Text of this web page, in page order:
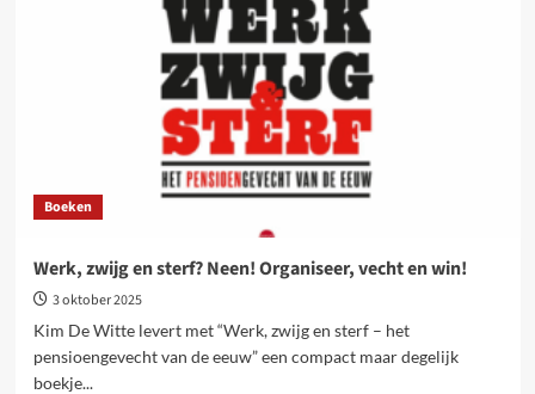
overwinningen
Boeken
Werk, zwijg en sterf? Neen! Organiseer, vecht en win!
3 oktober 2025
Kim De Witte levert met “Werk, zwijg en sterf – het
pensioengevecht van de eeuw” een compact maar degelijk
boekje...